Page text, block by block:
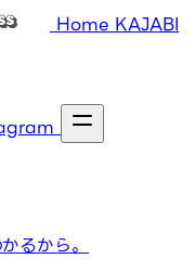
Home KAJABI
るから。